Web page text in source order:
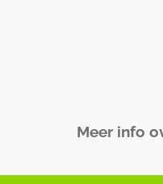
Meer info